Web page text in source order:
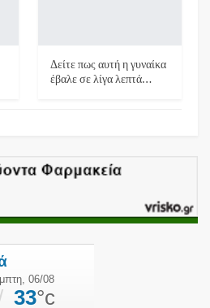
Δείτε πως αυτή η γυναίκα
έβαλε σε λίγα λεπτά…